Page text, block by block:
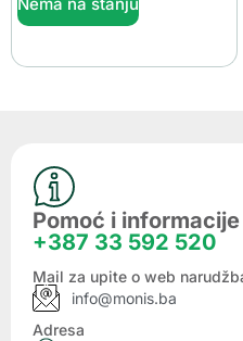
Pomoć i informacije
+387 33 592 520
Mail za upite o web
info@monis.ba
Adresa